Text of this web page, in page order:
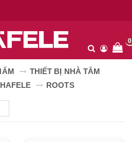
0
THIẾT BỊ NHÀ TẮM
ROOTS